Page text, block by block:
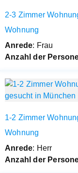
2-3 Zimmer
Wohnung
Anrede: Frau
Anzahl der
1-2 Zimmer
Wohnung
Anrede: Herr
Anzahl der